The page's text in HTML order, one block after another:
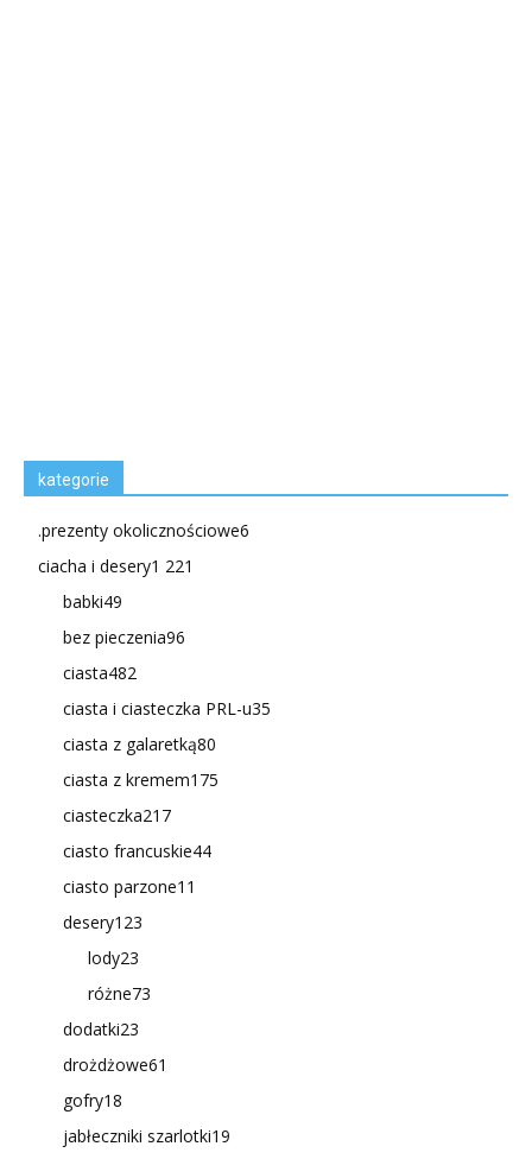
kategorie
.prezenty okolicznościowe6
ciacha i desery1 221
babki49
bez pieczenia96
ciasta482
ciasta i ciasteczka PRL-u35
ciasta z galaretką80
ciasta z kremem175
ciasteczka217
ciasto francuskie44
ciasto parzone11
desery123
lody23
różne73
dodatki23
drożdżowe61
gofry18
jabłeczniki szarlotki19